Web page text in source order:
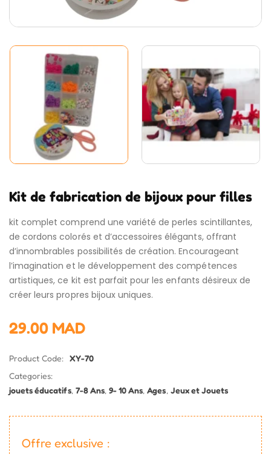
Kit de fabrication de bijoux pour filles
kit complet comprend une variété de perles scintillantes,
de cordons colorés et d’accessoires élégants, offrant
d’innombrables possibilités de création. Encourageant
l’imagination et le développement des compétences
artistiques, ce kit est parfait pour les enfants désireux de
créer leurs propres bijoux uniques.
29.00 MAD
Product Code: XY-70
Categories:
jouets éducatifs, 7-8 Ans, 9- 10 Ans,Ages, Jeux et Jouets
Offre exclusive :